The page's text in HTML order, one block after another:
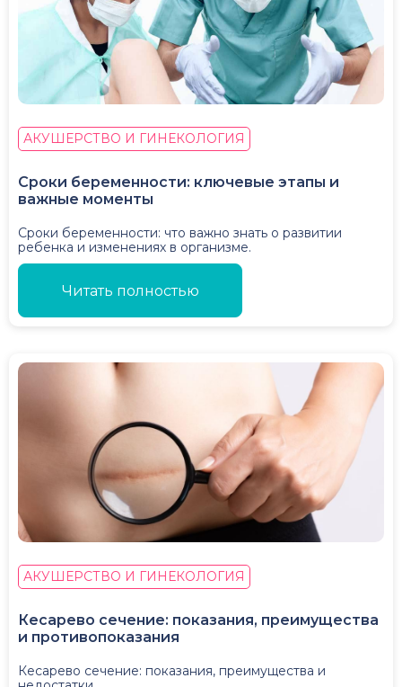
АКУШЕРСТВО И ГИНЕКОЛОГИЯ
Сроки беременности: ключевые этапы и
важные моменты
Сроки беременности: что важно знать о развитии
ребенка и изменениях в организме.
Читать полностью
АКУШЕРСТВО И ГИНЕКОЛОГИЯ
Кесарево сечение: показания, преимущества
и противопоказания
Кесарево сечение: показания, преимущества и